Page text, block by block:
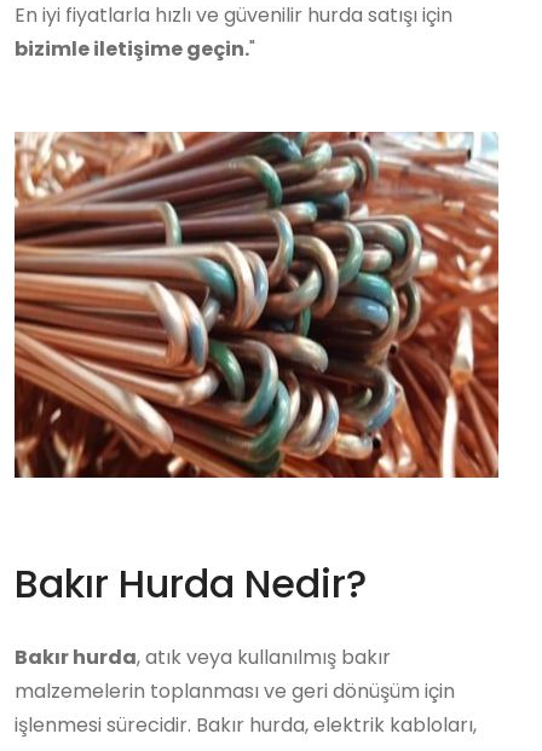
En iyi fiyatlarla hızlı ve güvenilir hurda satışı için
bizimle iletişime geçin."
Bakır Hurda Nedir?
Bakır hurda, atık veya kullanılmış bakır
malzemelerin toplanması ve geri dönüşüm için
işlenmesi sürecidir. Bakır hurda, elektrik kabloları,